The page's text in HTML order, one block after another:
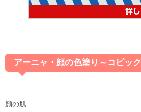
アーニャ・顔の色塗り～コピック
顔の肌